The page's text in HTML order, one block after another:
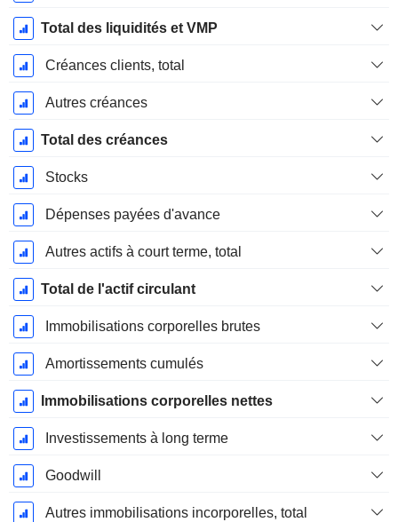
Total des liquidités et VMP
Créances clients, total
Autres créances
Total des créances
Stocks
Dépenses payées d'avance
Autres actifs à court terme, total
Total de l'actif circulant
Immobilisations corporelles brutes
Amortissements cumulés
Immobilisations corporelles nettes
Investissements à long terme
Goodwill
Autres immobilisations incorporelles, total